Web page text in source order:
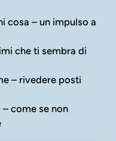
cosa – un impulso a
che ti sembra di
– rivedere posti
come se non